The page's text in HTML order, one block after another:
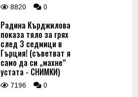
8820 0
Радина Кърджилова
показа тяло за грях
след 3 седмици в
Гърция! (съветват я
само да си „махне“
устата - СНИМКИ)
7196 0